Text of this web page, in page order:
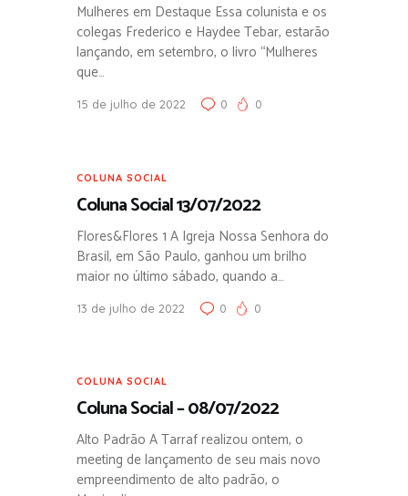
Mulheres em Destaque Essa colunista e os
colegas Frederico e Haydee Tebar, estarão
lançando, em setembro, o livro “Mulheres
que…
15 de julho de 2022 0 0
COLUNA SOCIAL
Coluna Social 13/07/2022
Flores&Flores 1 A Igreja Nossa Senhora do
Brasil, em São Paulo, ganhou um brilho
maior no último sábado, quando a…
13 de julho de 2022 0 0
COLUNA SOCIAL
Coluna Social – 08/07/2022
Alto Padrão A Tarraf realizou ontem, o
meeting de lançamento de seu mais novo
empreendimento de alto padrão, o